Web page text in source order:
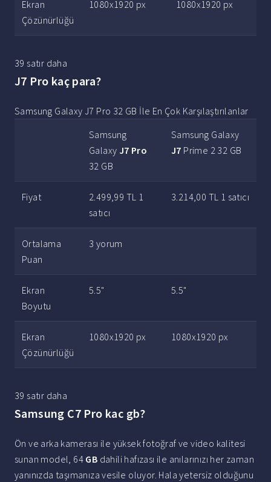
Ekran
Çözünürlüğü
1080x1920 px 1080x1920 px
39 satır daha
J7 Pro kaç para?
Samsung Galaxy J7 Pro 32 GB İle En Çok Karşılaştırılanlar
Samsung
Galaxy J7 Pro
32 GB
Samsung Galaxy
J7 Prime 2 32 GB
Fiyat
2.499,99 TL 1
satıcı
3.214,00 TL 1 satıcı
Ortalama
Puan
3 yorum
Ekran
Boyutu
5.5" 5.5"
Ekran
Çözünürlüğü
1080x1920 px 1080x1920 px
39 satır daha
Samsung C7 Pro kac gb?
Ön ve arka kamerası ile yüksek fotoğraf ve video kalitesi
sunan model, 64 GB dahili hafızası ile anılarınızı her zaman
yanınızda taşımanıza vesile oluyor. Hala yetersiz olduğunu